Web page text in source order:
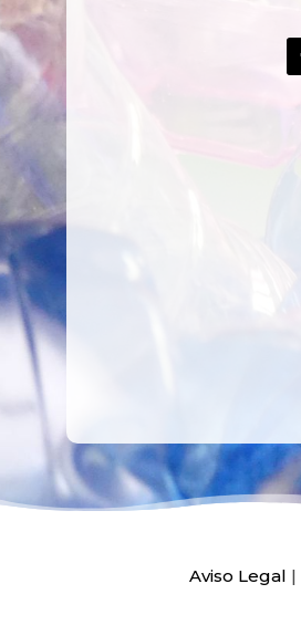
Aviso Legal |